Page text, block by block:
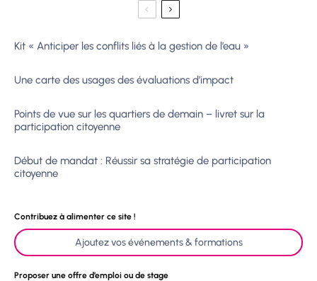
Kit « Anticiper les conflits liés à la gestion de l’eau »
Une carte des usages des évaluations d’impact
Points de vue sur les quartiers de demain – livret sur la
participation citoyenne
Début de mandat : Réussir sa stratégie de participation
citoyenne
Contribuez à alimenter ce site !
Ajoutez vos événements & formations
Proposer une offre d’emploi ou de stage